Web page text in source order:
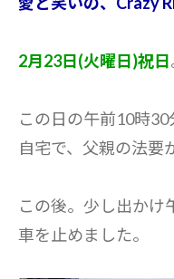
2月23日(火曜日)祝日
この日の午前10時30
自宅で、父親の法要
この後。少し出かけ
車を止めました。